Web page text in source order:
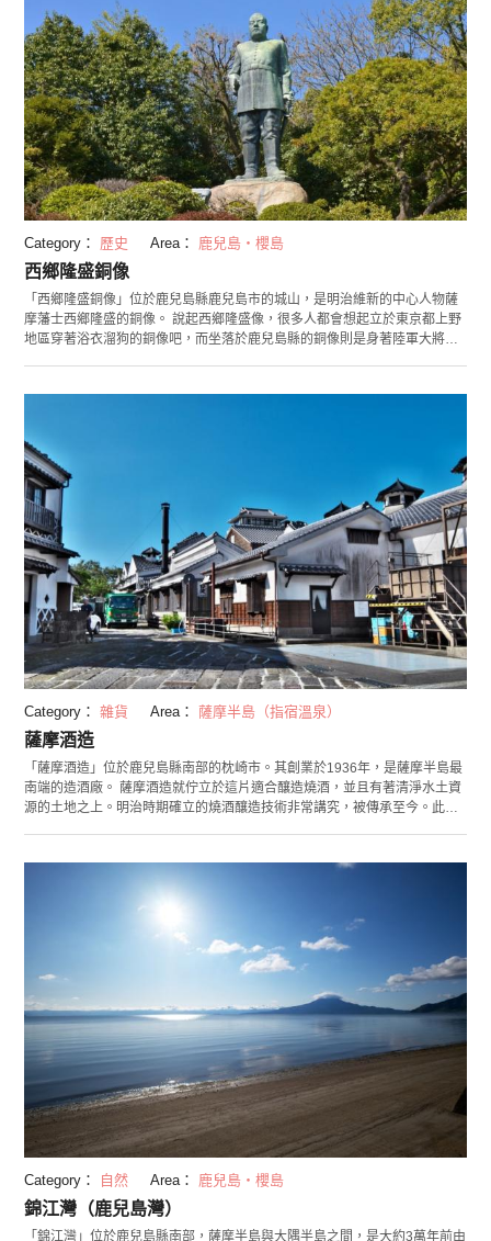
「薩摩金山藏」的照片
Category： 歷史 Area： 鹿兒島・櫻島
西鄉隆盛銅像
「西鄉隆盛銅像」位於鹿兒島縣鹿兒島市的城山，是明治維新的中心人物薩
摩藩士西鄉隆盛的銅像。 說起西鄉隆盛像，很多人都會想起立於東京都上野
地區穿著浴衣溜狗的銅像吧，而坐落於鹿兒島縣的銅像則是身著陸軍大將軍
氣的一生。如果想拍全石台在內約8公尺高的碩大銅像整體，建議可利用設立
的照相機台，可輕鬆拍攝出西鄉隆盛的威武身姿。 銅像的旁邊即是「鹿兒島
城市散步觀光站」，於5樓的咖啡廳可邊眺望西鄉隆盛像邊休息。
Category： 雜貨 Area： 薩摩半島（指宿溫泉）
薩摩酒造
「薩摩酒造」位於鹿兒島縣南部的枕崎市。其創業於1936年，是薩摩半島最
南端的造酒廠。 薩摩酒造就佇立於這片適合釀造燒酒，並且有著清淨水土資
源的土地之上。明治時期確立的燒酒釀造技術非常講究，被傳承至今。此處
蒸餾所「明治藏」，不僅可以參觀釀造流程，還可以從展望台眺望枕崎市
內。 逛過酒窯後，建議前往「花渡川Beer House」邊品嚐燒酒邊用餐。每
天更換的午餐及套餐大量使用當地收穫的食材。不光是燒酒，使用新鮮紅薯
獨家釀製的啤酒也很有人氣。您可以品嚐一番，找到自己鍾愛的一款酒。
Category： 自然 Area： 鹿兒島・櫻島
錦江灣（鹿兒島灣）
「錦江灣」位於鹿兒島縣南部，薩摩半島與大隅半島之間，是大約3萬年前由